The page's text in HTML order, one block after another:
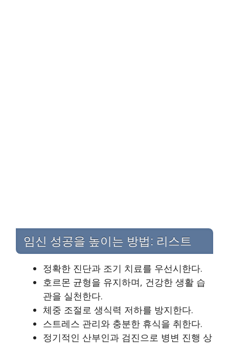
임신 성공을 높이는 방법: 리스트
정확한 진단과 조기 치료를 우선시한다.
호르몬 균형을 유지하며, 건강한 생활 습
관을 실천한다.
체중 조절로 생식력 저하를 방지한다.
스트레스 관리와 충분한 휴식을 취한다.
정기적인 산부인과 검진으로 병변 진행 상